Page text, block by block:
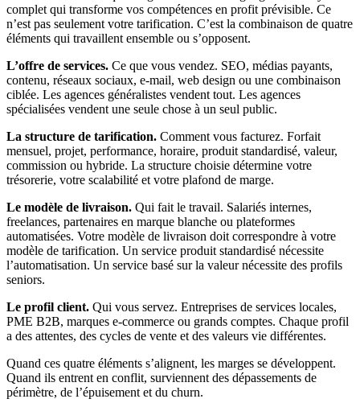
complet qui transforme vos compétences en profit prévisible. Ce
n’est pas seulement votre tarification. C’est la combinaison de quatre
éléments qui travaillent ensemble ou s’opposent.
L’offre de services. Ce que vous vendez. SEO, médias payants,
contenu, réseaux sociaux, e-mail, web design ou une combinaison
ciblée. Les agences généralistes vendent tout. Les agences
spécialisées vendent une seule chose à un seul public.
La structure de tarification. Comment vous facturez. Forfait
mensuel, projet, performance, horaire, produit standardisé, valeur,
commission ou hybride. La structure choisie détermine votre
trésorerie, votre scalabilité et votre plafond de marge.
Le modèle de livraison. Qui fait le travail. Salariés internes,
freelances, partenaires en marque blanche ou plateformes
automatisées. Votre modèle de livraison doit correspondre à votre
modèle de tarification. Un service produit standardisé nécessite
l’automatisation. Un service basé sur la valeur nécessite des profils
seniors.
Le profil client. Qui vous servez. Entreprises de services locales,
PME B2B, marques e-commerce ou grands comptes. Chaque profil
a des attentes, des cycles de vente et des valeurs vie différentes.
Quand ces quatre éléments s’alignent, les marges se développent.
Quand ils entrent en conflit, surviennent des dépassements de
périmètre, de l’épuisement et du churn.